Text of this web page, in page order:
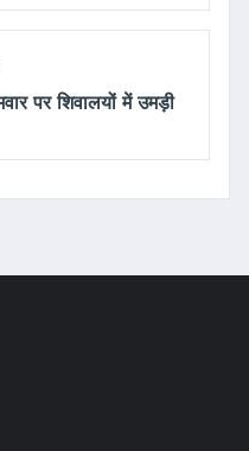
पर शिवालयों में उमड़ी